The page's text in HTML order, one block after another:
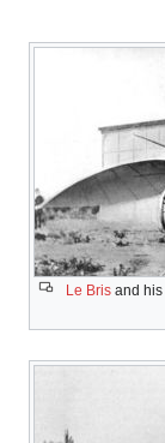
Le Bris and his